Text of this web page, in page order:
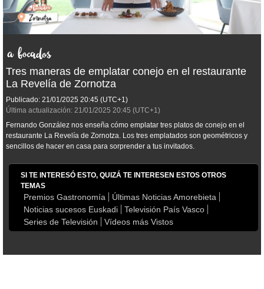
Tres maneras de emplatar conejo en el restaurante
La Revelía de Zornotza
Publicado: 21/01/2025 20:45 (UTC+1)
Última actualización: 21/01/2025 20:45 (UTC+1)
Fernando González nos enseña cómo emplatar tres platos de conejo en el
restaurante La Revelía de Zornotza. Los tres emplatados son geométricos y
sencillos de hacer en casa para sorprender a tus invitados.
SI TE INTERESÓ ESTO, QUIZÁ TE INTERESEN ESTOS OTROS
TEMAS
Premios Gastronomía
Últimas Noticias Amorebieta
Noticias sucesos Euskadi
Televisión País Vasco
Series de Televisión
Vídeos más Vistos